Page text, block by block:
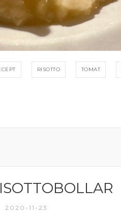
RISOTTO TOMAT
2020-11-23